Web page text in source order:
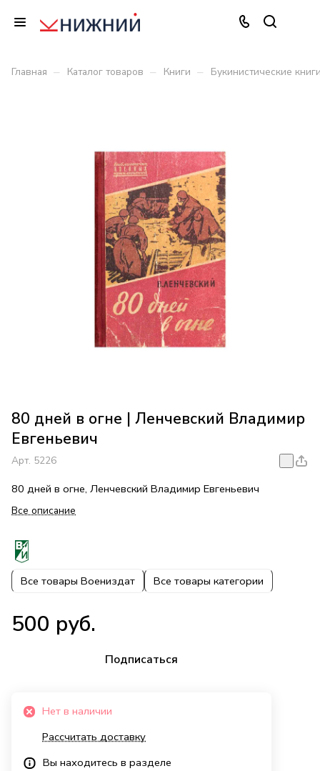
Главная – Каталог товаров – Книги – Букинистические
80 дней в огне | Ленчевский Владимир
Евгеньевич
Арт. 5226
80 дней в огне, Ленчевский Владимир Евгеньевич
Все описание
Все товары Воениздат Все товары категории
500 руб.
Подписаться
Нет в наличии
Рассчитать доставку
Вы находитесь в разделе